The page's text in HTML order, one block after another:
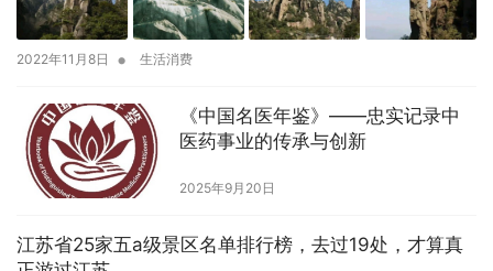
2022年11月8日 • 生活消费
《中国名医年鉴》——忠实记录中
医药事业的传承与创新
2025年9月20日
江苏省25家五a级景区名单排行榜，去过19处，才算真